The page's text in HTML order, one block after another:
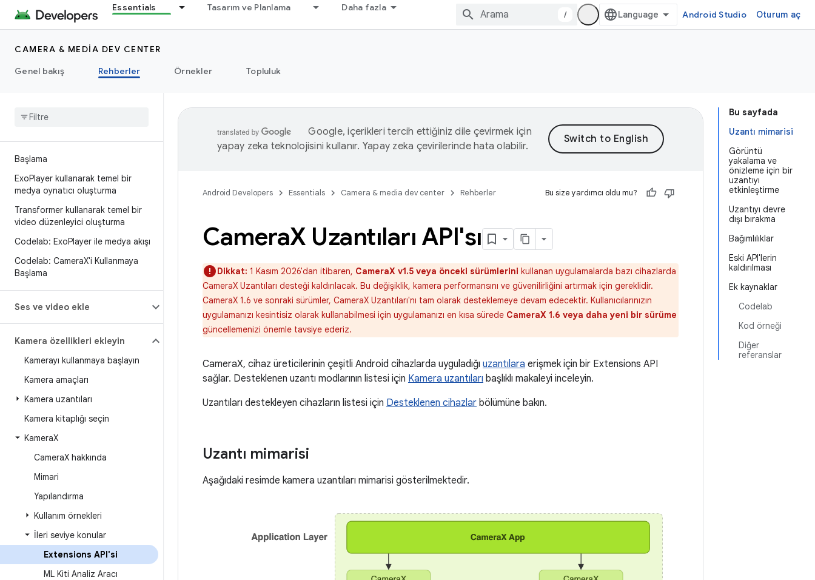
Essentials Tasarım ve Planlama Daha fazla
/ Android Studio Oturum aç
CAMERA & MEDIA DEV CENTER
Genel bakış
Rehberler Örnekler Topluluk
Başlama
ExoPlayer kullanarak temel bir
medya oynatıcı oluşturma
Transformer kullanarak temel bir
video düzenleyici oluşturma
Codelab: ExoPlayer ile medya akışı
Codelab: CameraX'i Kullanmaya
Başlama
Ses ve video ekle
Kamera özellikleri ekleyin
Kamerayı kullanmaya başlayın
Kamera amaçları
Kamera uzantıları
Kamera kitaplığı seçin
KameraX
CameraX hakkında
Mimari
Yapılandırma
Kullanım örnekleri
İleri seviye konular
Extensions API'si
ML Kiti Analiz Aracı
Bu sayfada
Uzantı mimarisi
Görüntü
yakalama ve
önizleme için bir
uzantıyı
etkinleştirme
Uzantıyı devre
dışı bırakma
Bağımlılıklar
Eski API'lerin
kaldırılması
Ek kaynaklar
Codelab
Kod örneği
Diğer
referanslar
Google, içerikleri tercih ettiğiniz dile çevirmek için
yapay zeka teknolojisini kullanır. Yapay zeka çevirilerinde hata olabilir.
Android Developers Essentials Camera & media dev center Rehberler Bu size yardımcı oldu mu?
CameraX Uzantıları API'sı
Dikkat: 1 Kasım 2026'dan itibaren, CameraX v1.5 veya önceki sürümlerini kullanan uygulamalarda bazı cihazlarda
CameraX Uzantıları desteği kaldırılacak. Bu değişiklik, kamera performansını ve güvenilirliğini artırmak için gereklidir.
CameraX 1.6 ve sonraki sürümler, CameraX Uzantıları'nı tam olarak desteklemeye devam edecektir. Kullanıcılarınızın
uygulamanızı kesintisiz olarak kullanabilmesi için uygulamanızı en kısa sürede CameraX 1.6 veya daha yeni bir sürüme
güncellemenizi önemle tavsiye ederiz.
CameraX, cihaz üreticilerinin çeşitli Android cihazlarda uyguladığı uzantılara erişmek için bir Extensions API
sağlar. Desteklenen uzantı modlarının listesi için Kamera uzantıları başlıklı makaleyi inceleyin.
Uzantıları destekleyen cihazların listesi için Desteklenen cihazlar bölümüne bakın.
Uzantı mimarisi
Aşağıdaki resimde kamera uzantıları mimarisi gösterilmektedir.